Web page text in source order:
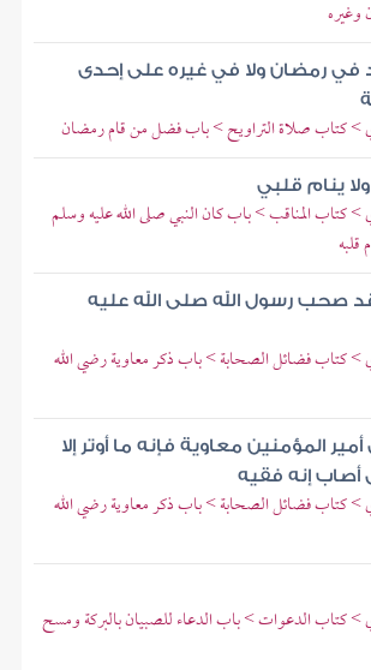
وغيره
في رمضان ولا في غيره على إحدى
كتاب صلاة التراويح > باب فضل من قام رمضان
ينام قلبي
كتاب المناقب > باب كان النبي صلى الله عليه وسلم
قلبه
صحب رسول الله صلى الله عليه
كتاب فضائل الصحابة > باب ذكر معاوية رضي الله
المؤمنين معاوية فإنه ما أوتر إلا
أصاب إنه فقيه
كتاب فضائل الصحابة > باب ذكر معاوية رضي الله
كتاب الدعوات > باب الدعاء للصبيان بالبركة ومسح